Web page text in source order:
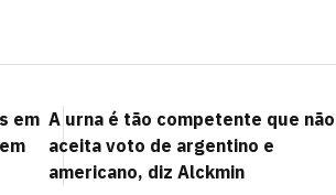
em A urna é tão competente que não
aceita voto de argentino e
americano, diz Alckmin